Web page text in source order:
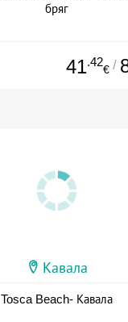
бряг
41.42
€ /
Кавала
Tosca Beach- Кавала